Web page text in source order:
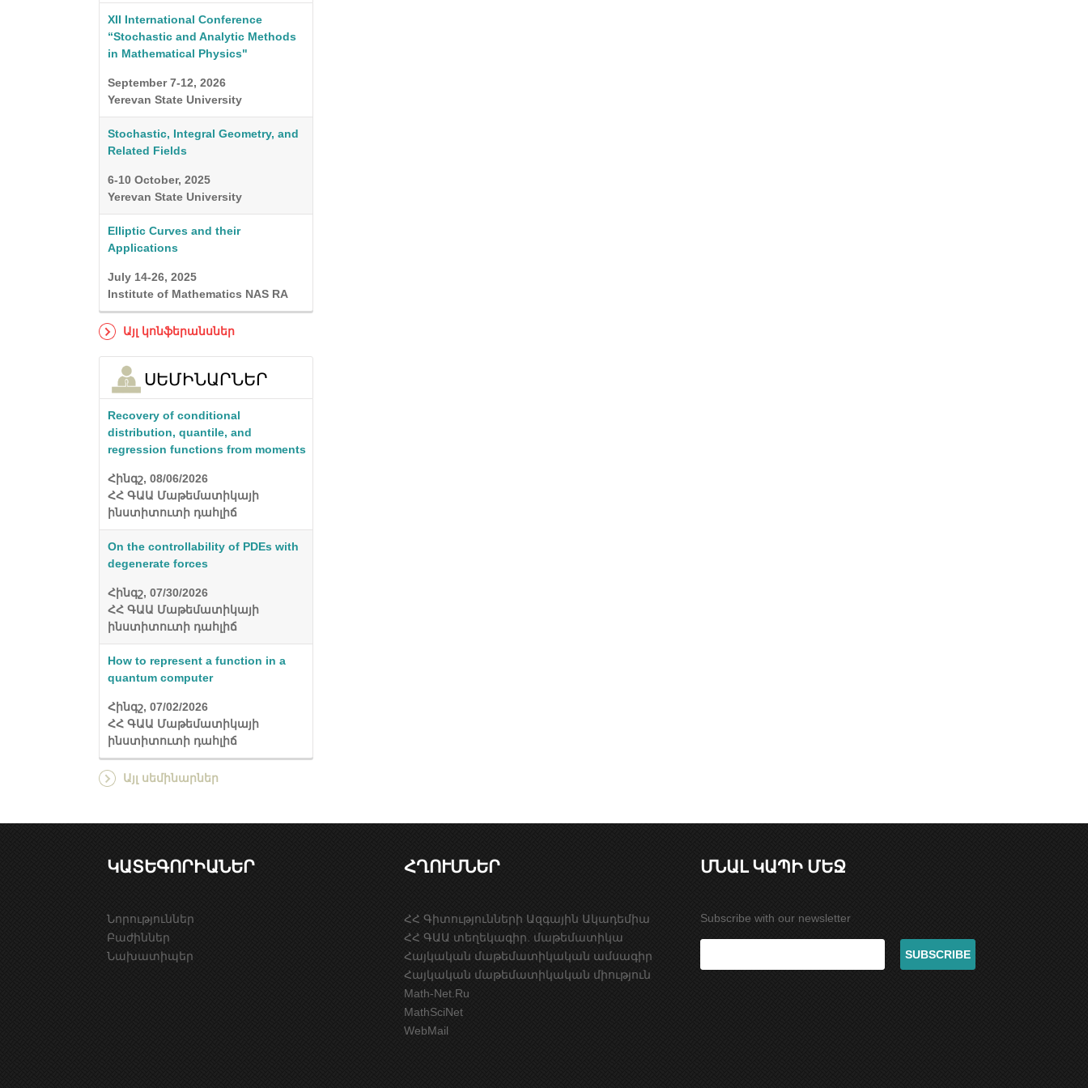
XII International Conference
“Stochastic and Analytic Methods
in Mathematical Physics"
September 7-12, 2026
Yerevan State University
Stochastic, Integral Geometry, and
Related Fields
6-10 October, 2025
Yerevan State University
Elliptic Curves and their
Applications
July 14-26, 2025
Institute of Mathematics NAS RA
Այլ կոնֆերանսներ
ՍԵՄԻՆԱՐՆԵՐ
Recovery of conditional
distribution, quantile, and
regression functions from moments
Հինգշ, 08/06/2026
ՀՀ ԳԱԱ Մաթեմատիկայի
ինստիտուտի դահլիճ
On the controllability of PDEs with
degenerate forces
Հինգշ, 07/30/2026
ՀՀ ԳԱԱ Մաթեմատիկայի
ինստիտուտի դահլիճ
How to represent a function in a
quantum computer
Հինգշ, 07/02/2026
ՀՀ ԳԱԱ Մաթեմատիկայի
ինստիտուտի դահլիճ
Այլ սեմինարներ
ԿԱՏԵԳՈՐԻԱՆԵՐ
Նորություններ
Բաժիններ
Նախատիպեր
ՀՂՈՒՄՆԵՐ
ՀՀ Գիտությունների Ազգային Ակադեմիա
ՀՀ ԳԱԱ տեղեկագիր. մաթեմատիկա
Հայկական մաթեմատիկական ամսագիր
Հայկական մաթեմատիկական միություն
Math-Net.Ru
MathSciNet
WebMail
ՄՆԱԼ ԿԱՊԻ ՄԵՋ
Subscribe with our newsletter